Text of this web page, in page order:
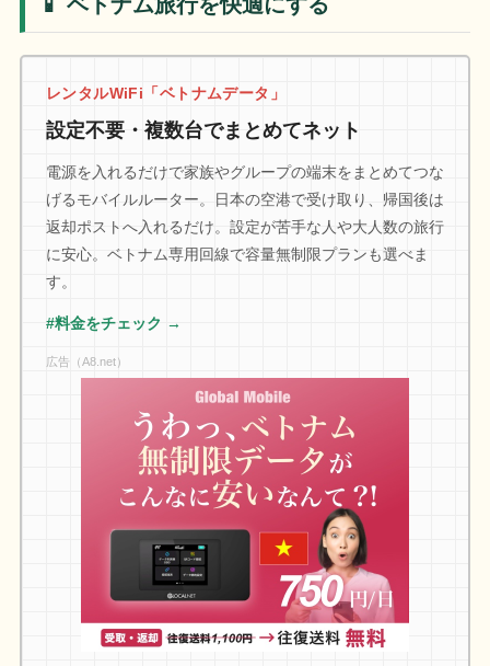
レンタルWiFi「ベトナムデータ」
設定不要・複数台でまとめてネット
電源を入れるだけで家族やグループの端末をまとめてつな
げるモバイルルーター。日本の空港で受け取り、帰国後は
返却ポストへ入れるだけ。設定が苦手な人や大人数の旅行
に安心。ベトナム専用回線で容量無制限プランも選べま
す。
#料金をチェック →
広告（A8.net）